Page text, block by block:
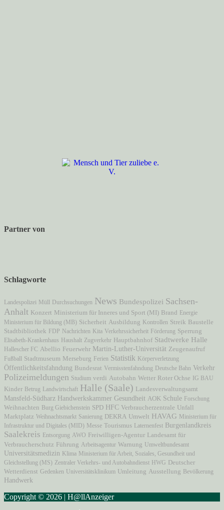
Partner von
Schlagworte
Landespolizei Müll Durchsuchungen News Bundespolizei Sachsen-
Anhalt Konzert Ministerium für Inneres und Sport (MI) Brand Energie
Ministerium für Bildung (MB) Sicherheit Ausbildung Kontrollen Streik Baustelle
Stadtbibliothek FDP Nachrichten Kita Verkehrssicherheit Förderung Sperrung
Elisabeth-Krankenhaus Haushalt Zugverkehr Hauptbahnhof Stadtwerke Halle
Hallescher FC Abellio Feuerwehr Martin-Luther-Universität Zeugenaufruf
Fußball Stadtmuseum Merseburg Ferien Statistik Körperverletzung
Öffentlichkeitsfahndung Bundesrat Vermisstenfahndung Deutsche Bahn Verkehr
Polizeimeldungen Studium verdi Autobahn Wetter Roter Ochse IG BAU
Kinder Betrug Landwirtschaft Halle (Saale) Landesverwaltungsamt
Mansfeld-Südharz Handwerkskammer Gesundheit AOK Schule Forschung
Weihnachten Burg Giebichenstein SPD HFC Verbraucherzentrale Unfall
Marktplatz Weihnachtsmarkt Sanierung DEKRA Umwelt HAVAG Ministerium für
Infrastruktur und Digitales (MID) Messe Tourismus Laternenfest Burgenlandkreis
Saalekreis Entsorgung AWO Freiwilligen-Agentur Landesamt für
Verbraucherschutz Führung Arbeitsagentur Warnung Umweltbundesamt
Universitätsmedizin Klima Ministerium für Arbeit, Soziales, Gesundheit und
Gleichstellung (MS) Zentraler Verkehrs- und Autobahndienst HWG Deutscher
Wetterdienst Gedenken Universitätsklinikum Umleitung Ausstellung Bevölkerung
Handwerk
Copyright © 2026 | H@llAnzeiger